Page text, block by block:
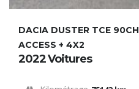
DACIA DUSTER TCE 90CH
ACCESS + 4X2
2022 Voitures